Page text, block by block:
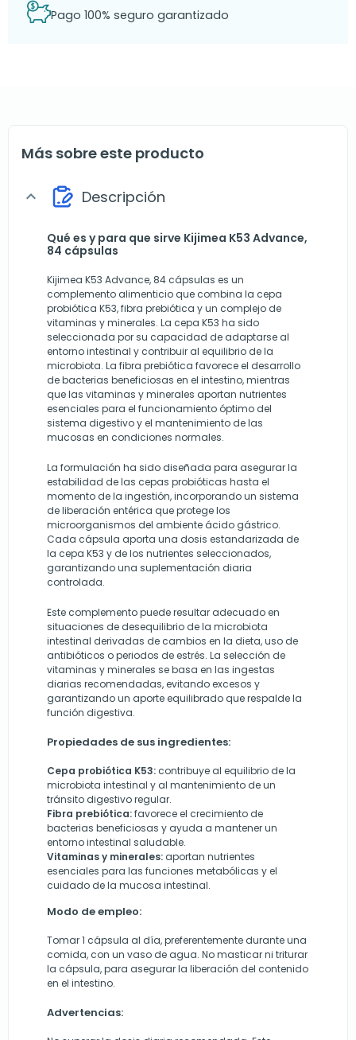
Pago 100% seguro garantizado
Más sobre este producto
expand_more Descripción
Qué es y para que sirve Kijimea K53 Advance,
84 cápsulas
Kijimea K53 Advance, 84 cápsulas es un
complemento alimenticio que combina la cepa
probiótica K53, fibra prebiótica y un complejo de
vitaminas y minerales. La cepa K53 ha sido
seleccionada por su capacidad de adaptarse al
entorno intestinal y contribuir al equilibrio de la
microbiota. La fibra prebiótica favorece el desarrollo
de bacterias beneficiosas en el intestino, mientras
que las vitaminas y minerales aportan nutrientes
esenciales para el funcionamiento óptimo del
sistema digestivo y el mantenimiento de las
mucosas en condiciones normales.
La formulación ha sido diseñada para asegurar la
estabilidad de las cepas probióticas hasta el
momento de la ingestión, incorporando un sistema
de liberación entérica que protege los
microorganismos del ambiente ácido gástrico.
Cada cápsula aporta una dosis estandarizada de
la cepa K53 y de los nutrientes seleccionados,
garantizando una suplementación diaria
controlada.
Este complemento puede resultar adecuado en
situaciones de desequilibrio de la microbiota
intestinal derivadas de cambios en la dieta, uso de
antibióticos o periodos de estrés. La selección de
vitaminas y minerales se basa en las ingestas
diarias recomendadas, evitando excesos y
garantizando un aporte equilibrado que respalde la
función digestiva.
Propiedades de sus ingredientes:
Cepa probiótica K53: contribuye al equilibrio de la
microbiota intestinal y al mantenimiento de un
tránsito digestivo regular.
Fibra prebiótica:favorece el crecimiento de
bacterias beneficiosas y ayuda a mantener un
entorno intestinal saludable.
Vitaminas y minerales: aportan nutrientes
esenciales para las funciones metabólicas y el
cuidado de la mucosa intestinal.
Modo de empleo:
Tomar 1 cápsula al día, preferentemente durante una
comida, con un vaso de agua. No masticar ni triturar
la cápsula, para asegurar la liberación del contenido
en el intestino.
Advertencias: